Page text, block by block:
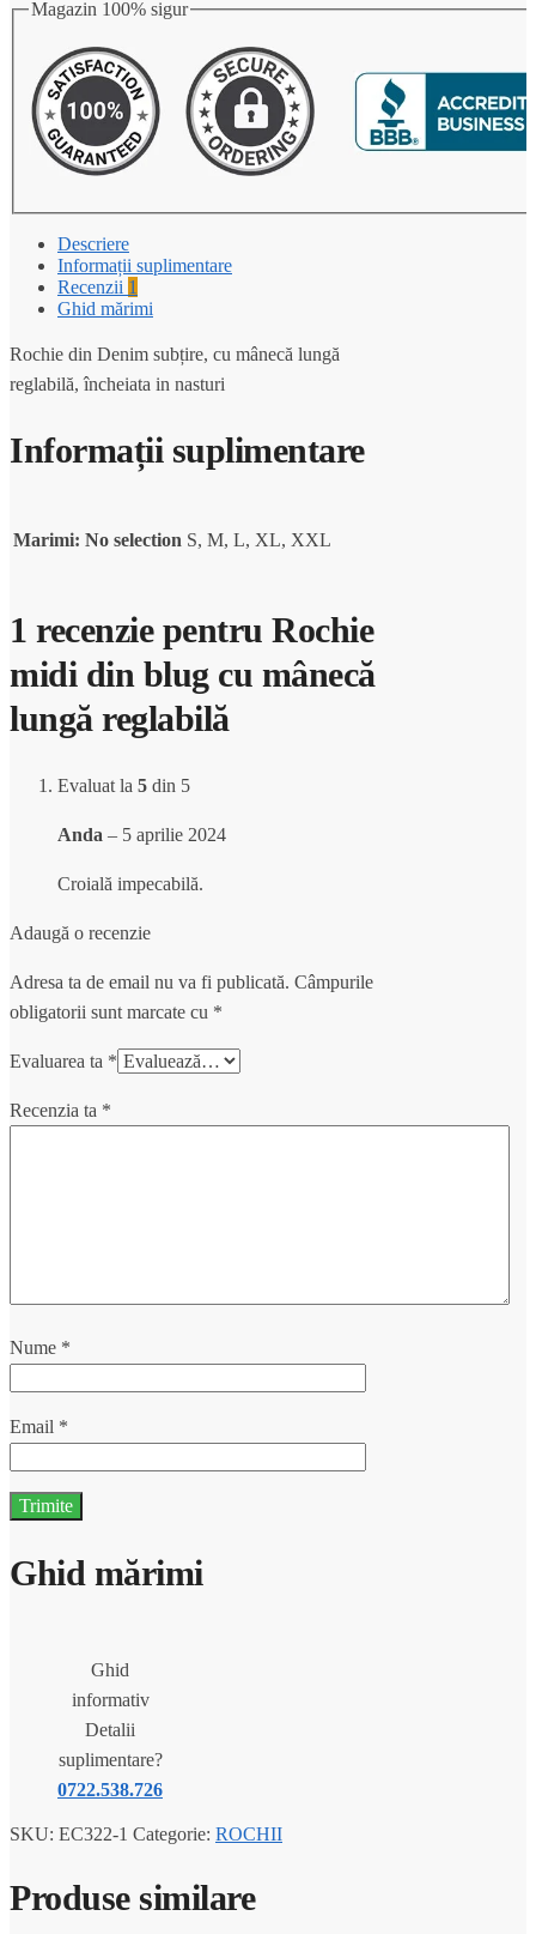
Magazin 100% sigur
Descriere
Informații suplimentare
Recenzii 1
Ghid mărimi
Rochie din Denim subțire, cu mânecă lungă
reglabilă, încheiata in nasturi
Informații suplimentare
Marimi: No selection S, M, L, XL, XXL
1 recenzie pentru Rochie
midi din blug cu mânecă
lungă reglabilă
Evaluat la 5 din 5
Anda – 5 aprilie 2024
Croială impecabilă.
Adaugă o recenzie
Adresa ta de email nu va fi publicată. Câmpurile
obligatorii sunt marcate cu *
Evaluarea ta *
Recenzia ta *
Nume *
Email *
Ghid mărimi
Ghid
informativ
Detalii
suplimentare?
0722.538.726
SKU: EC322-1 Categorie: ROCHII
Produse similare